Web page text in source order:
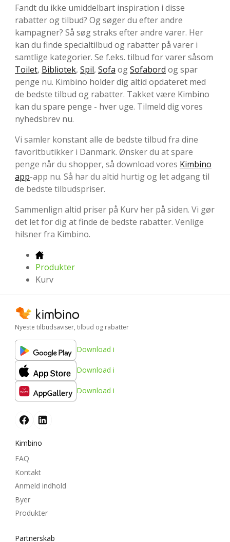
Fandt du ikke umiddelbart inspiration i disse
rabatter og tilbud? Og søger du efter andre
kampagner? Så søg straks efter andre varer. Her
kan du finde specialtilbud og rabatter på varer i
samtlige kategorier. Se f.eks. tilbud for varer såsom
Toilet, Bibliotek, Spil, Sofa ogSofabord og spar
penge nu. Kimbino holder dig altid opdateret med
de bedste tilbud og rabatter. Takket være Kimbino
kan du spare penge - hver uge. Tilmeld dig vores
nyhedsbrev nu.
Vi samler konstant alle de bedste tilbud fra dine
favoritbutikker i Danmark. Ønsker du at spare
penge når du shopper, så download vores Kimbino
app-app nu. Så har du altid hurtig og let adgang til
de bedste tilbudspriser.
Sammenlign altid priser på Kurv her på siden. Vi gør
det let for dig at finde de bedste rabatter. Venlige
hilsner fra Kimbino.
Produkter
Kurv
Nyeste tilbudsaviser, tilbud og rabatter
Download i
Download i
Download i
Kimbino
FAQ
Kontakt
Anmeld indhold
Byer
Produkter
Partnerskab